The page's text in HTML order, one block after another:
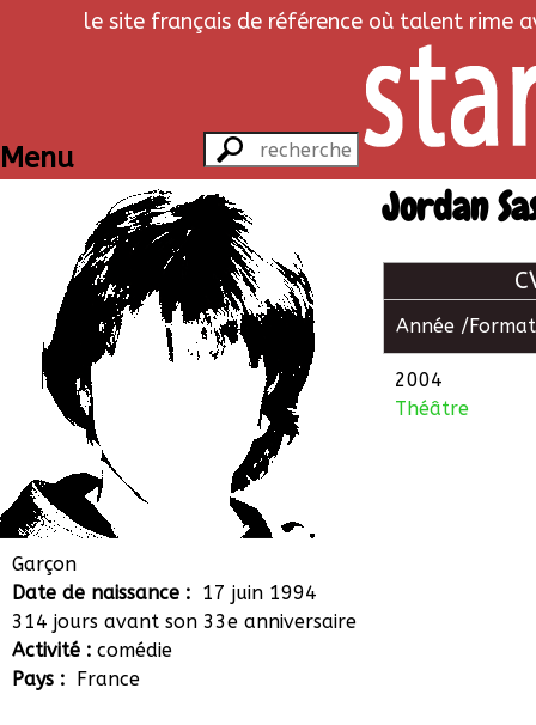
le site français de référence où talent rime
Menu
Jordan Sasportas
Garçon
Date de naissance : 17 juin 1994
314 jours avant son 33e anniversaire
Activité : comédie
Pays : France
Jordan
Année / Format
2004
Théâtre